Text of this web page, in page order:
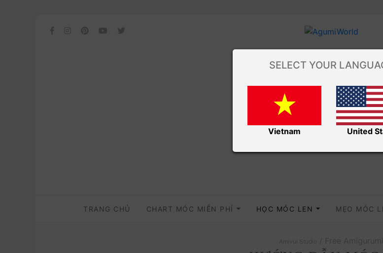
TRANG CHỦ CHART MÓC MIỄN PHÍ HỌC MÓC LEN MẸO MÓC
SELECT YOUR
Vietnam United